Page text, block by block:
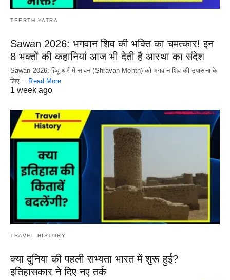
TEERTH YATRA
Sawan 2026: भगवान शिव की भक्ति का चमत्कार! इन
8 भक्तों की कहानियां आज भी देती हैं आस्था का संदेश
Sawan 2026: हिंदू धर्म में सावन (Shravan Month) को भगवान शिव की उपासना के
लिए…
Read More
1 week ago
TRAVEL HISTORY
क्या दुनिया की पहली सभ्यता भारत में शुरू हुई?
इतिहासकार ने दिए नए तर्क